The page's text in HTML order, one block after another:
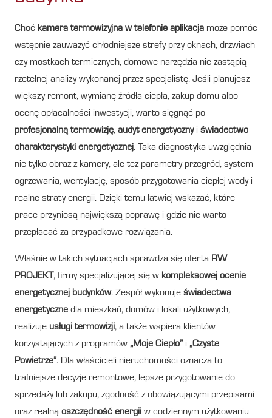
Choć kamera termowizyjna w telefonie aplikacja może pomóc
wstępnie zauważyć chłodniejsze strefy przy oknach, drzwiach
czy mostkach termicznych, domowe narzędzia nie zastąpią
rzetelnej analizy wykonanej przez specjalistę. Jeśli planujesz
większy remont, wymianę źródła ciepła, zakup domu albo
ocenę opłacalności inwestycji, warto sięgnąć po
profesjonalną termowizję, audyt energetycznyi świadectwo
charakterystyki energetycznej. Taka diagnostyka uwzględnia
nie tylko obraz z kamery, ale też parametry przegród, system
ogrzewania, wentylację, sposób przygotowania ciepłej wody i
realne straty energii. Dzięki temu łatwiej wskazać, które
prace przyniosą największą poprawę i gdzie nie warto
przepłacać za przypadkowe rozwiązania.
Właśnie w takich sytuacjach sprawdza się oferta RW
PROJEKT, firmy specjalizującej się w kompleksowej ocenie
energetycznej budynków. Zespół wykonuje świadectwa
energetyczne dla mieszkań, domów i lokali użytkowych,
realizuje usługi termowizji, a także wspiera klientów
korzystających z programów „Moje Ciepło” i „Czyste
Powietrze”. Dla właścicieli nieruchomości oznacza to
trafniejsze decyzje remontowe, lepsze przygotowanie do
sprzedaży lub zakupu, zgodność z obowiązującymi przepisami
oraz realną oszczędność energii w codziennym użytkowaniu